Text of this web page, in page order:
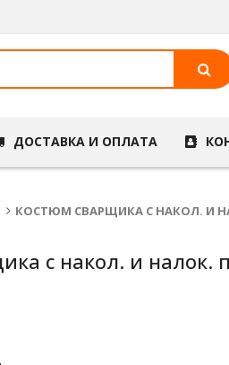
ДОСТАВКА И ОПЛАТА
КОСТЮМ СВАРЩИКА С НАКОЛ. И
с накол. и налок.